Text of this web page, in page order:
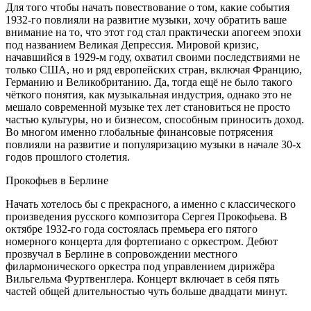
Для того чтобы начать повествование о том, какие события
1932-го повлияли на развитие музыки, хочу обратить ваше
внимание на то, что этот год стал практически апогеем эпохи
под названием Великая Депрессия. Мировой кризис,
начавшийся в 1929-м году, охватил своими последствиями не
только США, но и ряд европейских стран, включая Францию,
Германию и Великобританию. Да, тогда ещё не было такого
чёткого понятия, как музыкальная индустрия, однако это не
мешало современной музыке тех лет становиться не просто
частью культуры, но и бизнесом, способным приносить доход.
Во многом именно глобальные финансовые потрясения
повлияли на развитие и популяризацию музыки в начале 30-х
годов прошлого столетия.
Прокофьев в Берлине
Начать хотелось бы с прекрасного, а именно с классического
произведения русского композитора Сергея Прокофьева. В
октябре 1932-го года состоялась премьера его пятого
номерного концерта для фортепиано с оркестром. Дебют
прозвучал в Берлине в сопровождении местного
филармонического оркестра под управлением дирижёра
Вильгельма Фуртвенглера. Концерт включает в себя пять
частей общей длительностью чуть больше двадцати минут.